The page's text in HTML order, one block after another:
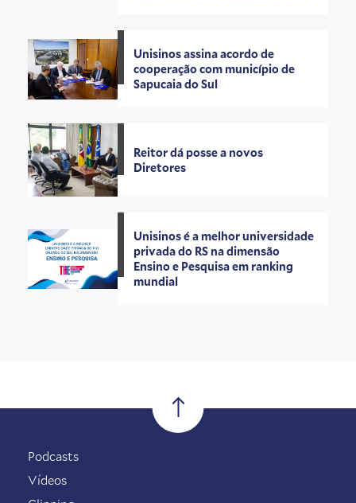
Unisinos assina acordo de
cooperação com município de
Sapucaia do Sul
Reitor dá posse a novos
Diretores
Unisinos é a melhor universidade
privada do RS na dimensão
Ensino e Pesquisa em ranking
mundial
Podcasts
Vídeos